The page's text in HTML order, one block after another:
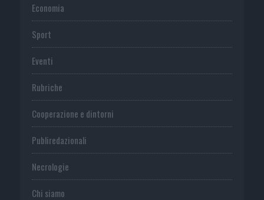
Economia
Sport
Eventi
Rubriche
Cooperazione e dintorni
Publiredazionali
Necrologie
Chi siamo